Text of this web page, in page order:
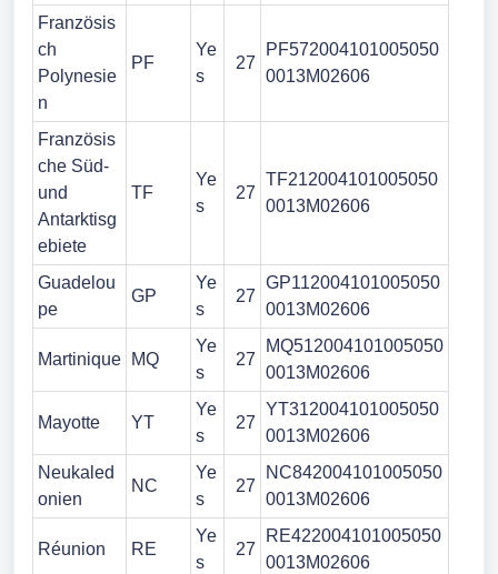
Französis
ch
Polynesie
n
PF
Ye
s
27
PF572004101005050
0013M02606
Französis
che Süd-
und
Antarktisg
ebiete
TF
Ye
s
27
TF212004101005050
0013M02606
Guadelou
pe
GP
Ye
s
27
GP112004101005050
0013M02606
Martinique MQ
Ye
s
27
MQ512004101005050
0013M02606
Mayotte YT
Ye
s
27
YT312004101005050
0013M02606
Neukaled
onien
NC
Ye
s
27
NC842004101005050
0013M02606
Réunion RE
Ye
s
27
RE422004101005050
0013M02606